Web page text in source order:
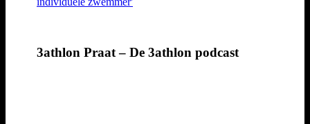
3athlon Praat – De 3athlon podcast